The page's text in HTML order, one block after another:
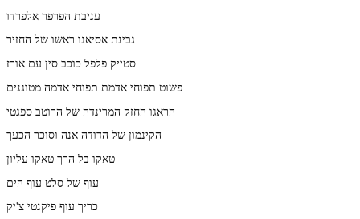
עניבת הפרפר אלפרדו
גבינת אסיאגו ראשו של החזיר
סטייק פלפל כוכב סין עם אורז
פשוט תפוחי אדמת תפוחי אדמה מטוגנים
הראגו החזק המרינדה של הרוטב ספגטי
הקינמון של הדודה אנה וסוכר הכעך
טאקו בל הרך טאקו עליון
עוף של סלט עוף הים
כריך עוף פיקנטי צ'יק